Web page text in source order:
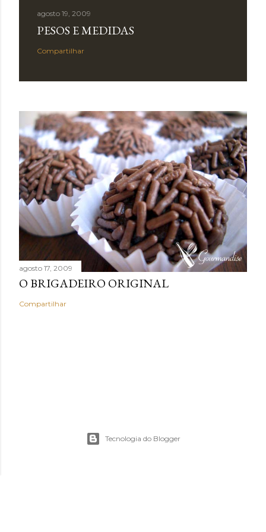
agosto 19, 2009
PESOS E MEDIDAS
Compartilhar
agosto 17, 2009
O BRIGADEIRO ORIGINAL
Compartilhar
Tecnologia do Blogger